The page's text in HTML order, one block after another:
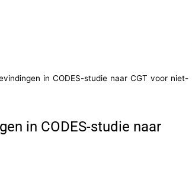
in CODES-studie naar CGT voor niet-
in CODES-studie naar